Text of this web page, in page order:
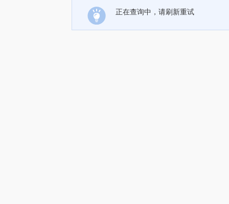
正在查询中，请刷新重试